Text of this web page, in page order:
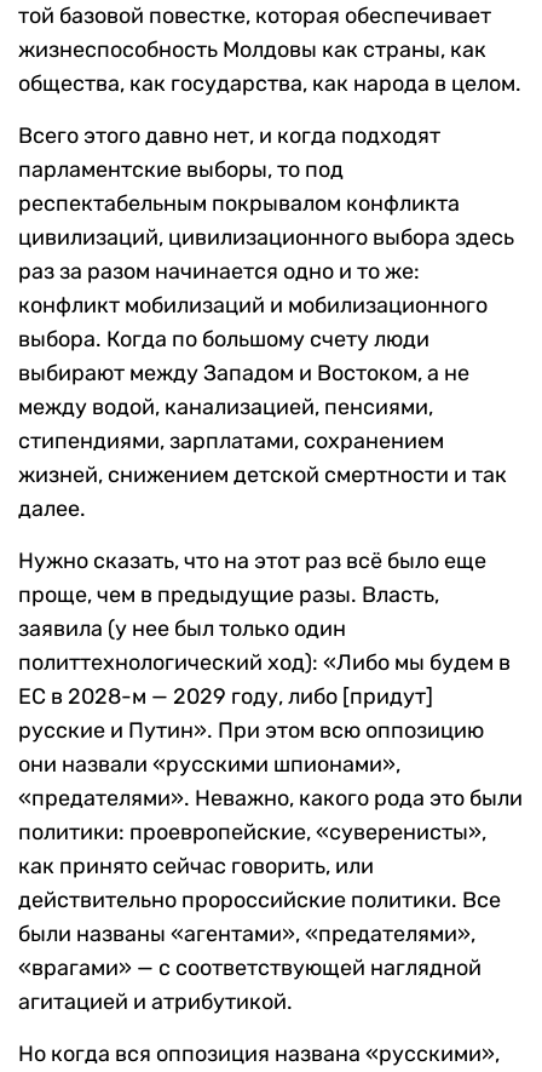
той базовой повестке, которая обеспечивает
жизнеспособность Молдовы как страны, как
общества, как государства, как народа в целом.
Всего этого давно нет, и когда подходят
парламентские выборы, то под
респектабельным покрывалом конфликта
цивилизаций, цивилизационного выбора здесь
раз за разом начинается одно и то же:
конфликт мобилизаций и мобилизационного
выбора. Когда по большому счету люди
выбирают между Западом и Востоком, а не
между водой, канализацией, пенсиями,
стипендиями, зарплатами, сохранением
жизней, снижением детской смертности и так
далее.
Нужно сказать, что на этот раз всё было еще
проще, чем в предыдущие разы. Власть,
заявила (у нее был только один
политтехнологический ход): «Либо мы будем в
ЕС в 2028-м — 2029 году, либо [придут]
русские и Путин». При этом всю оппозицию
они назвали «русскими шпионами»,
«предателями». Неважно, какого рода это были
политики: проевропейские, «суверенисты»,
как принято сейчас говорить, или
действительно пророссийские политики. Все
были названы «агентами», «предателями»,
«врагами» — с соответствующей наглядной
агитацией и атрибутикой.
Но когда вся оппозиция названа «русскими»,